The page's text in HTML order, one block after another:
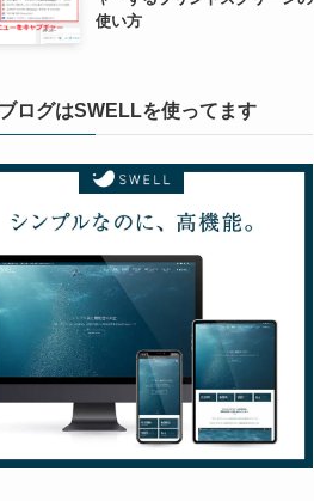
使い方
ログはSWELLを使ってます